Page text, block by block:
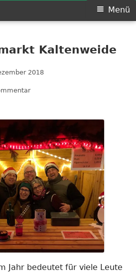
1903 e.V.
Menü
Kaltenweide
2018
zu Weihnachtsmarkt
Jahr bedeutet für viele Leute